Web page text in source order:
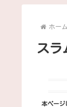
ホーム
スラ
本ページ